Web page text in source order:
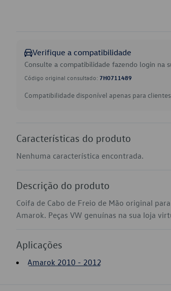
Verifique a compatibilidade
Consulte a compatibilidade fazendo login na
Código original consultado: 7H0711489
Compatibilidade disponível apenas para
Características do produto
Nenhuma característica encontrada.
Descrição do produto
Coifa de Cabo de Freio de Mão original
Amarok. Peças VW genuínas na sua loja
Aplicações
Amarok 2010 - 2012